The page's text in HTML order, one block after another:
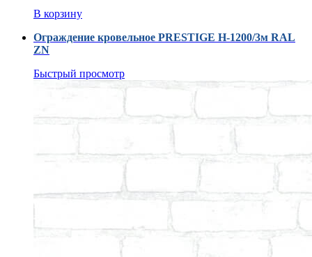
В корзину
Ограждение кровельное PRESTIGE H-1200/3м RAL
ZN
Быстрый просмотр